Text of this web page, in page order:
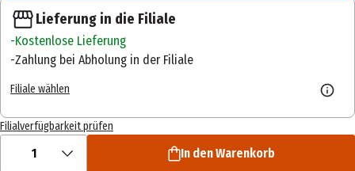
Lieferung in die Filiale
Kostenlose Lieferung
Zahlung bei Abholung in der Filiale
Filiale wählen
Filialverfügbarkeit prüfen
1 In den Warenkorb